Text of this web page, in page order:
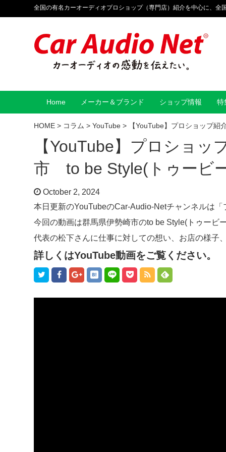
全国の有名カーオーディオプロショップ（専門店）紹介を中心に、
Home メーカー＆ブランド ショップ情報 特
HOME > コラム > YouTube > 【YouTube】プロショップ
【YouTube】プロショ
市 to be Style(トゥービ
October 2, 2024
本日更新のYouTubeのCar-Audio-Netチャンネルは
今回の動画は群馬県伊勢崎市のto be Style(トゥービ
代表の松下さんに仕事に対しての想い、お店の様子
詳しくはYouTube動画をご覧ください。